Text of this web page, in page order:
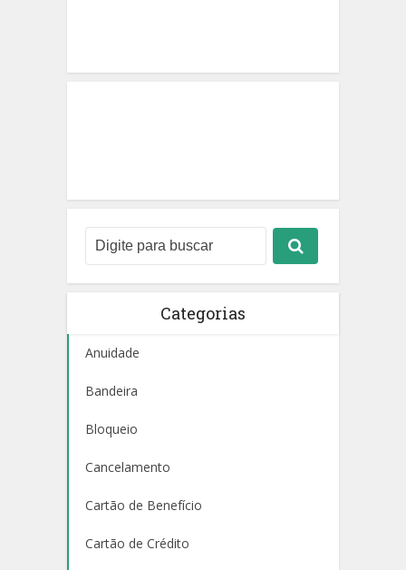
Categorias
Anuidade
Bandeira
Bloqueio
Cancelamento
Cartão de Benefício
Cartão de Crédito